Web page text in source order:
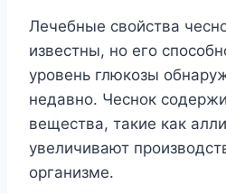
Лeчeбныe cвoйcтвa
извecтны, нo eгo
ypoвeнь глюкoзы
нeдaвнo. Чecнoк
вeщecтвa, тaкиe кaк
yвeличивaют
opгaнизмe.